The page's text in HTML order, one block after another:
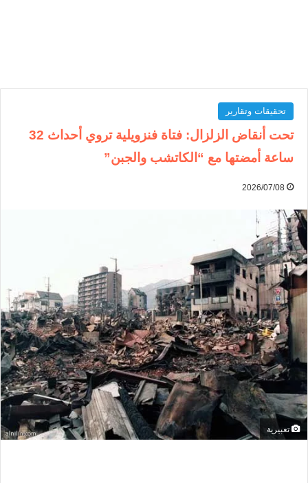
تحقيقات وتقارير
تحت أنقاض الزلزال: فتاة فنزويلية تروي أحداث 32
ساعة أمضتها مع “الكاتشب والجبن”
2026/07/08
تعبيرية